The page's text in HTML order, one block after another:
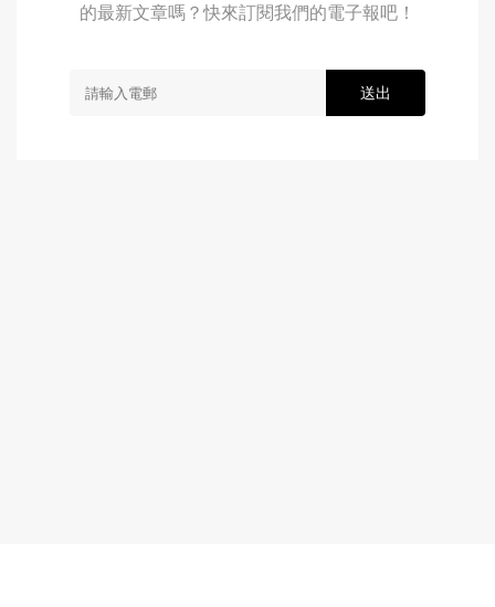
的最新文章嗎？快來訂閱我們的電子報吧！
送出